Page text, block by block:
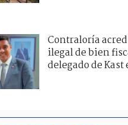
Contraloría
ilegal de bien
delegado de